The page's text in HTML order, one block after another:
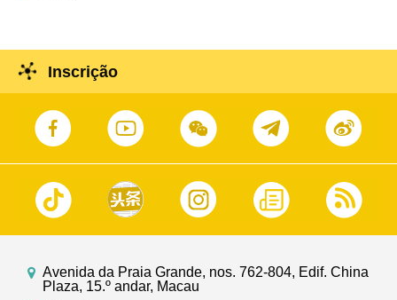
Inscrição
Avenida da Praia Grande, nos. 762-804, Edif. China
Plaza, 15.º andar, Macau